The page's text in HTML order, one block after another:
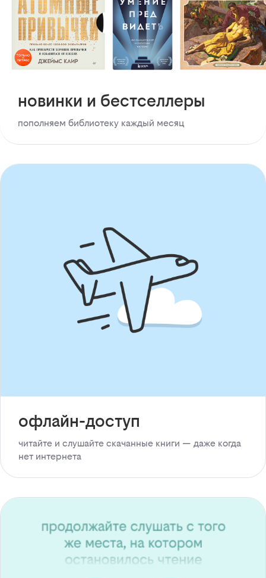
новинки и бестселлеры
пополняем библиотеку каждый месяц
офлайн-доступ
читайте и слушайте скачанные книги — даже когда
нет интернета